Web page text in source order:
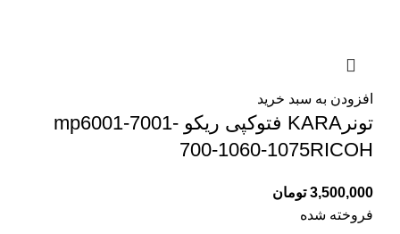
افزودن به سبد خرید
تونرKARA فتوکپی ریکو mp6001-7001-
700-1060-1075RICOH
3,500,000 تومان
فروخته شده